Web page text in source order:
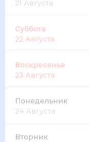
21 Августа
Суббота
22 Августа
Воскресенье
23 Августа
Понедельник
24 Августа
Вторник